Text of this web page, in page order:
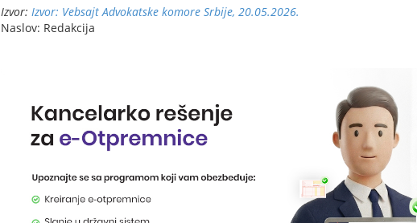
Izvor: Izvor: Vebsajt Advokatske komore Srbije, 20.05.2026.
Naslov: Redakcija